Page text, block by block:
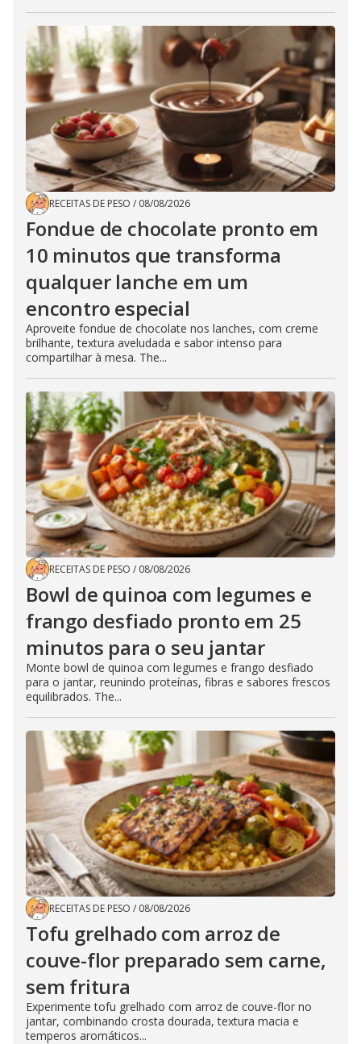
RECEITAS DE PESO / 08/08/2026
Fondue de chocolate pronto em
10 minutos que transforma
qualquer lanche em um
encontro especial
Aproveite fondue de chocolate nos lanches, com creme
brilhante, textura aveludada e sabor intenso para
compartilhar à mesa. The...
RECEITAS DE PESO / 08/08/2026
Bowl de quinoa com legumes e
frango desfiado pronto em 25
minutos para o seu jantar
Monte bowl de quinoa com legumes e frango desfiado
para o jantar, reunindo proteínas, fibras e sabores frescos
equilibrados. The...
RECEITAS DE PESO / 08/08/2026
Tofu grelhado com arroz de
couve-flor preparado sem carne,
sem fritura
Experimente tofu grelhado com arroz de couve-flor no
jantar, combinando crosta dourada, textura macia e
temperos aromáticos...